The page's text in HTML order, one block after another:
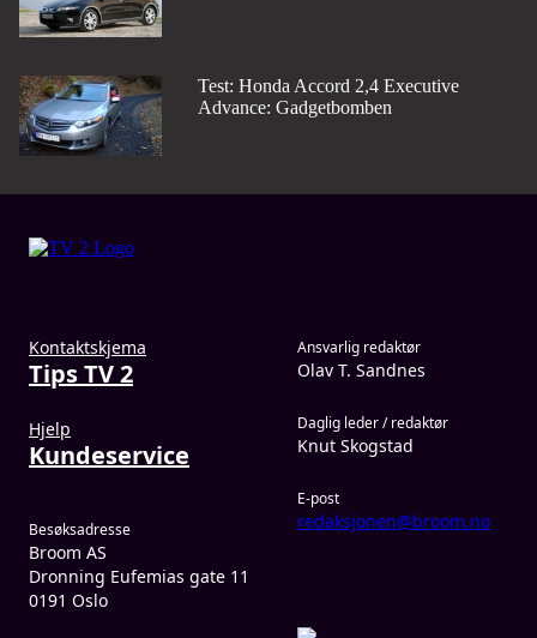
Test: Honda Accord 2,4 Executive
Advance: Gadgetbomben
Kontaktskjema
Tips TV 2
Hjelp
Kundeservice
Ansvarlig redaktør
Olav T. Sandnes
Daglig leder / redaktør
Knut Skogstad
E-post
redaksjonen@broom.no
Besøksadresse
Broom AS
Dronning Eufemias gate 11
0191 Oslo